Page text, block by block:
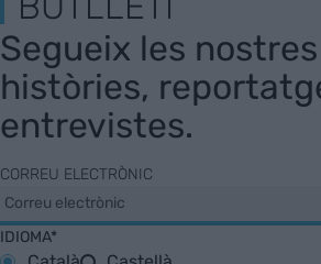
Segueix les
històries,
entrevistes.
CORREU ELECTRÒNIC
IDIOMA*